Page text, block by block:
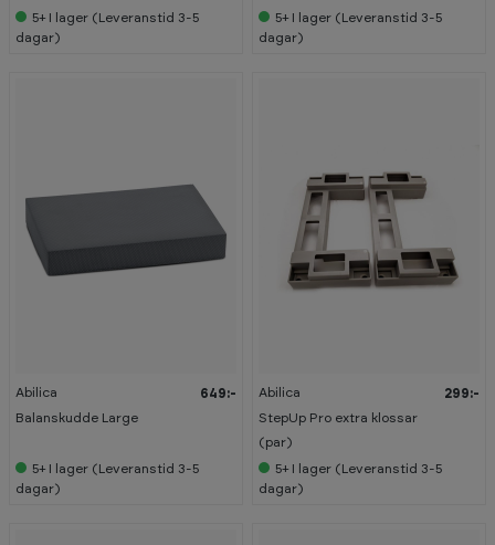
5+
I lager (Leveranstid 3-5
dagar)
5+
I lager (Leveranstid 3-5
dagar)
Abilica
Balanskudde Large
649:-
5+ I lager (Leveranstid 3-5
dagar)
Abilica
StepUp Pro extra klossar
(par)
299:-
5+ I lager (Leveranstid 3-5
dagar)